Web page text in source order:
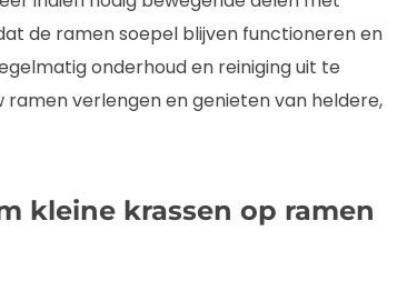
de ramen soepel blijven functioneren en
onderhoud en reiniging uit te
ramen verlengen en genieten van heldere,
kleine krassen op ramen